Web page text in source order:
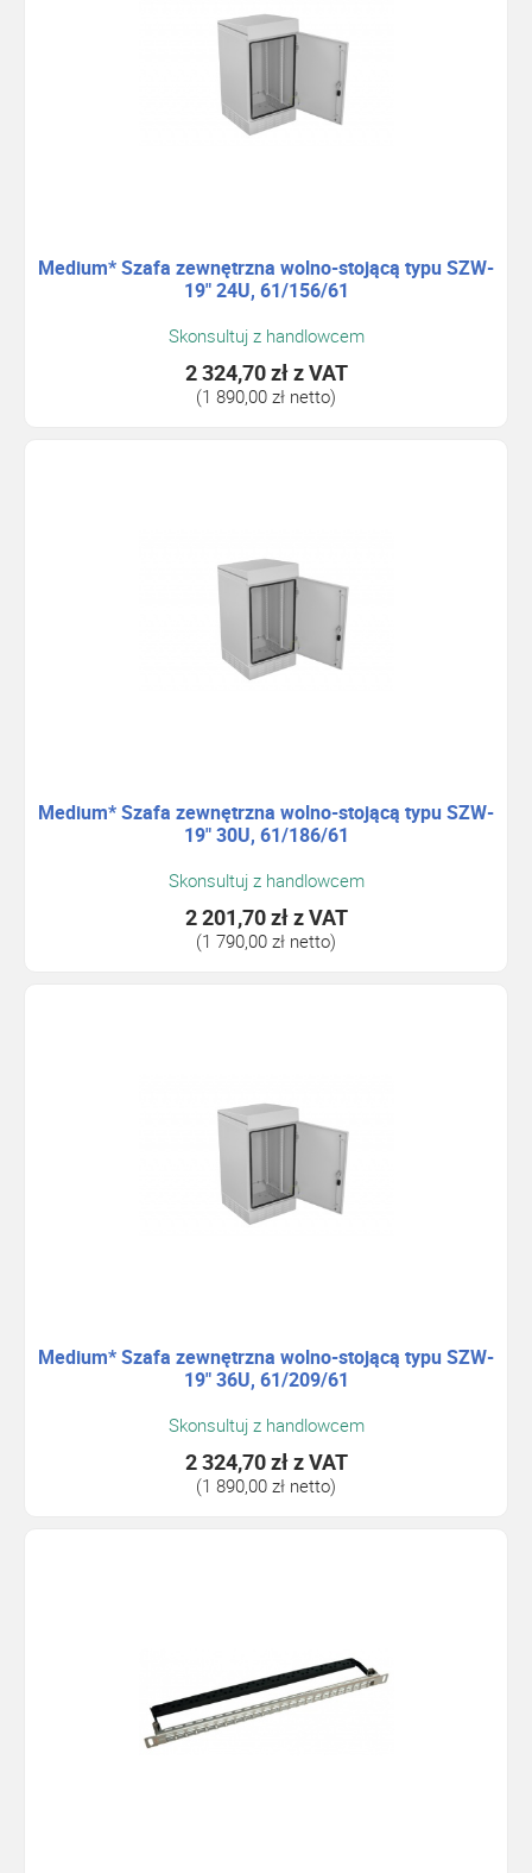
Medium* Szafa zewnętrzna wolno-stojącą typu SZW-
19" 24U, 61/156/61
Skonsultuj z handlowcem
2 324,70 złz VAT
(1 890,00 zł netto)
Medium* Szafa zewnętrzna wolno-stojącą typu SZW-
19" 30U, 61/186/61
Skonsultuj z handlowcem
2 201,70 złz VAT
(1 790,00 zł netto)
Medium* Szafa zewnętrzna wolno-stojącą typu SZW-
19" 36U, 61/209/61
Skonsultuj z handlowcem
2 324,70 złz VAT
(1 890,00 zł netto)